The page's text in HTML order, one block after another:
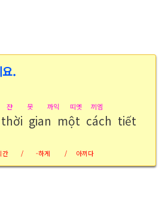
.
못 까익 띠엣 끼엠
gian một cách tiết
시간 / -하게 / 아끼다